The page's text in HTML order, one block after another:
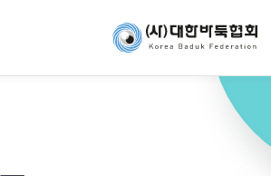
대한바둑협회 바로가기